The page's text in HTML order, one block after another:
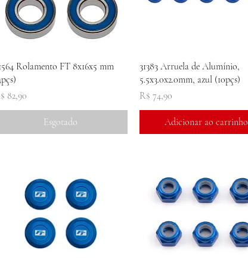
Visualização rápida
Rolamento FT 8x16x5 mm
82,90
Esgotado
Visualização rápida
31383 Arruela de Alumínio,
5.5x3.0x2.0mm, azul (10pçs)
Preço
R$ 74,90
Adicionar ao carrinho